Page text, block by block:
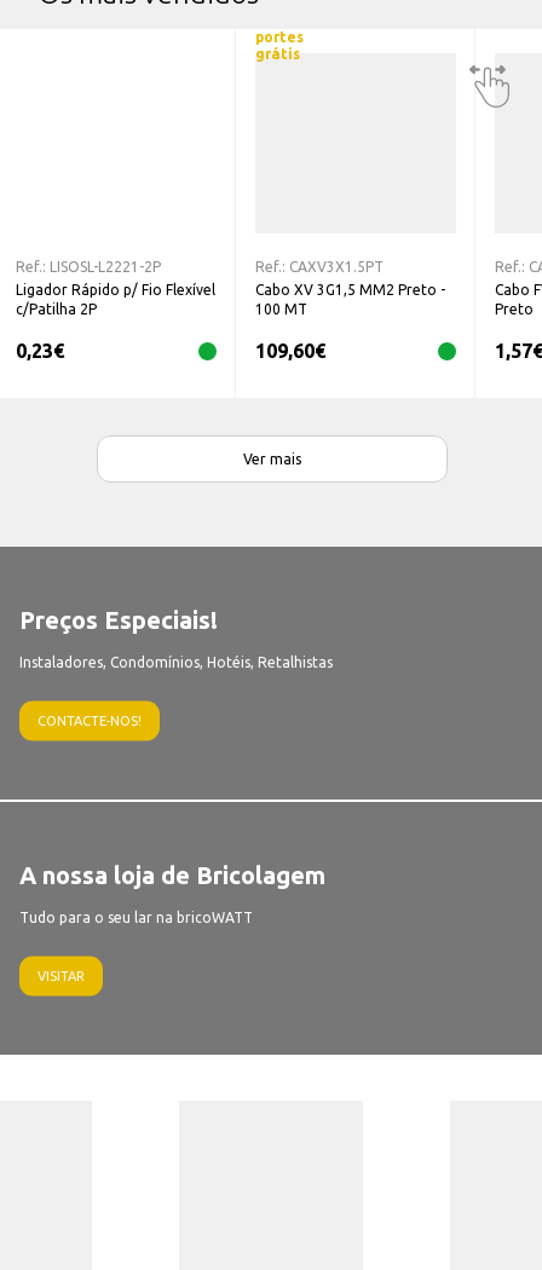
Ref.:
LISOSL-L2221-2P
Ligador Rápido p/ Fio Flexível
c/Patilha 2P
0,23€
portes
grátis
Ref.: CAXV3X1.5PT
Cabo XV 3G1,5 MM2 Preto -
100 MT
109,60€
Ref.:
Cabo
Preto
1,57€
Ver mais
Preços Especiais!
Instaladores, Condomínios, Hotéis, Retalhistas
CONTACTE-NOS!
A nossa loja de Bricolagem
Tudo para o seu lar na bricoWATT
VISITAR